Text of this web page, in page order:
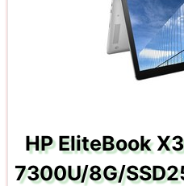
HP EliteBook
7300U/8G/